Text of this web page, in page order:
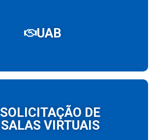
UAB
SOLICITAÇÃO DE
SALAS VIRTUAIS